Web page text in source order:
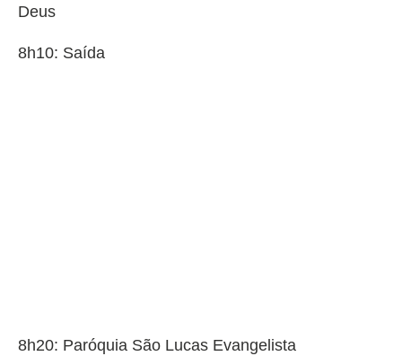
Deus
8h10: Saída
8h20: Paróquia São Lucas Evangelista